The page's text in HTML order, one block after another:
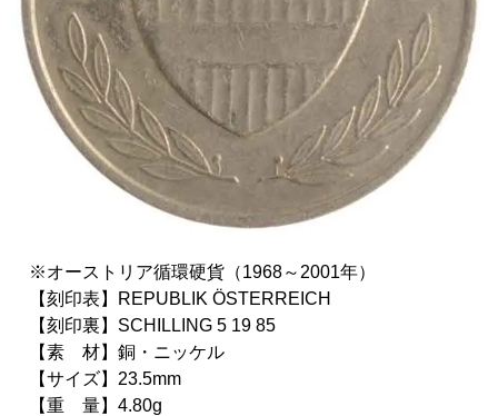
※オーストリア循環硬貨（1968～2001年）
【刻印表】REPUBLIK ÖSTERREICH
【刻印裏】SCHILLING 5 19 85
【素 材】銅・ニッケル
【サイズ】23.5mm
【重 量】4.80g